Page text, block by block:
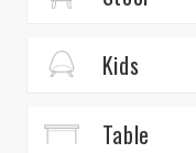
Kids
Table